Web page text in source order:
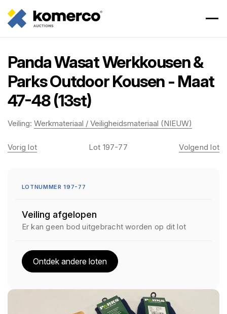
Panda Wasat Werkkousen &
Parks Outdoor Kousen - Maat
47-48 (13st)
Veiling: Werkmateriaal / Veiligheidsmateriaal (NIEUW)
Vorig lot Lot 197-77 Volgend lot
LOTNUMMER 197-77
Veiling afgelopen
Er kan geen bod uitgebracht worden op dit lot
Ontdek andere loten